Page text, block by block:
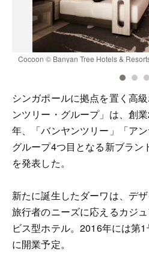
Cocoon © Banyan Tree Hotels &
シンガポールに拠点を置く高
ンツリー・グループ」は、創
年、「バンヤンツリー」「ア
グループ4つ目となる新ブラン
を発表した。
新たに誕生したダーワは、デ
旅行者のニーズに応えるカジ
ビス型ホテル。2016年には第
に開業予定。